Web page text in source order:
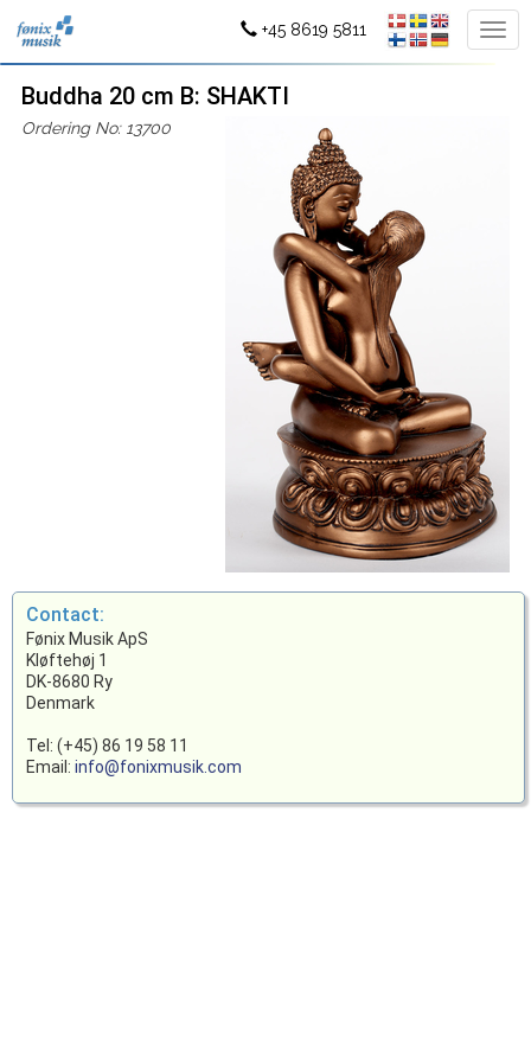
+45 8619 5811
Buddha 20 cm B: SHAKTI
Ordering No: 13700
Contact:
Fønix Musik ApS
Kløftehøj 1
DK-8680 Ry
Denmark
Tel: (+45) 86 19 58 11
Email: info@fonixmusik.com